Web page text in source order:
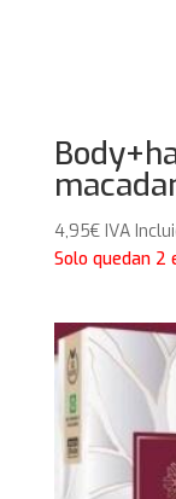
4,95€ IVA
Solo quedan 2